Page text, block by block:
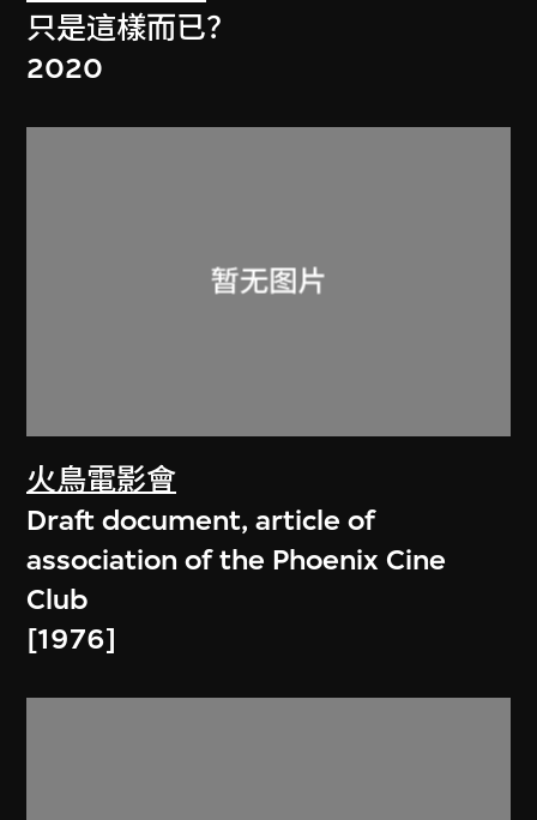
只是這樣而已？
2020
火鳥電影會
Draft document, article of
association of the Phoenix Cine
Club
[1976]